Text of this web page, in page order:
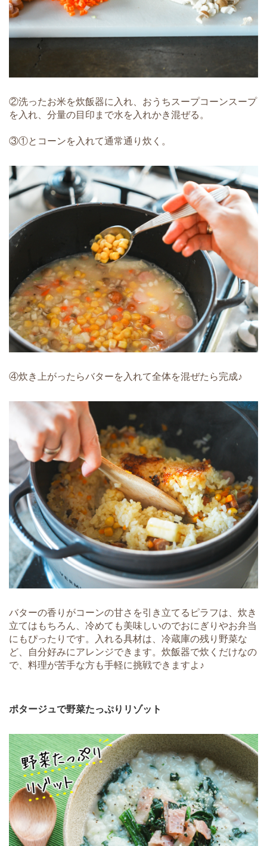
②洗ったお米を炊飯器に入れ、おうちスープコーンスープ
を入れ、分量の目印まで水を入れかき混ぜる。
③①とコーンを入れて通常通り炊く。
④炊き上がったらバターを入れて全体を混ぜたら完成♪
バターの香りがコーンの甘さを引き立てるピラフは、炊き
立てはもちろん、冷めても美味しいのでおにぎりやお弁当
にもぴったりです。入れる具材は、冷蔵庫の残り野菜な
ど、自分好みにアレンジできます。炊飯器で炊くだけなの
で、料理が苦手な方も手軽に挑戦できますよ♪
ポタージュで野菜たっぷりリゾット